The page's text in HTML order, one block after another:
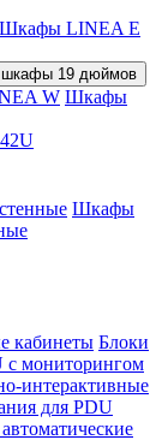
Шкафы LINEA E
шкафы 19 дюймов
W Шкафы
Шкафы
кабинеты Блоки
с мониторингом
интерактивные
для PDU